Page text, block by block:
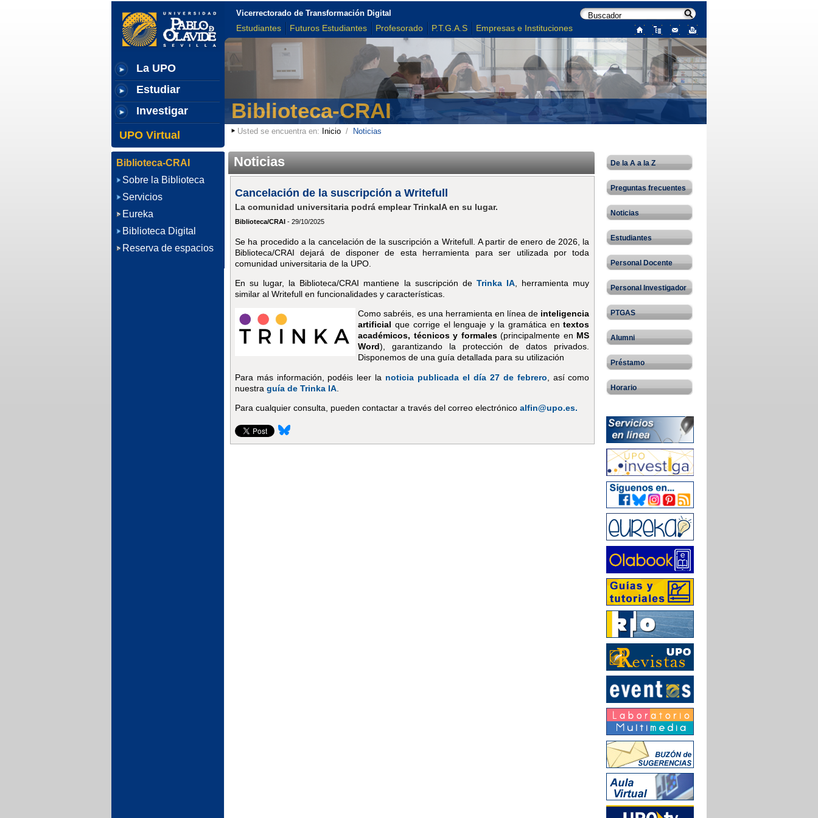
La UPO
Estudiar
Investigar
UPO Virtual
Vicerrectorado de Transformación Digital
Estudiantes Futuros Estudiantes Profesorado P.T.G.A.S Empresas e Instituciones
Biblioteca-CRAI
Usted se encuentra en: Inicio/ Noticias
Noticias
Cancelación de la suscripción a Writefull
La comunidad universitaria podrá emplear TrinkaIA en su lugar.
Biblioteca/CRAI- 29/10/2025
Se ha procedido a la cancelación de la suscripción a Writefull. A partir de enero de 2026, la
Biblioteca/CRAI dejará de disponer de esta herramienta para ser utilizada por toda
comunidad universitaria de la UPO.
En su lugar, la Biblioteca/CRAI mantiene la suscripción de Trinka IA , herramienta muy
similar al Writefull en funcionalidades y características.
Como sabréis, es una herramienta en línea de inteligencia
artificial que corrige el lenguaje y la gramática entextos
académicos, técnicos y formales(principalmente en MS
Word), garantizando la protección de datos privados.
Disponemos de una guía detallada para su utilización
Para más información, podéis leer la noticia publicada el día 27 de febrero , así como
nuestra guía de Trinka IA.
Para cualquier consulta, pueden contactar a través del correo electrónico alfin@upo.es.
Biblioteca-CRAI
Sobre la Biblioteca
Servicios
Eureka
Biblioteca Digital
Reserva de espacios
De la A a la Z
Preguntas frecuentes
Noticias
Estudiantes
Personal Docente
Personal Investigador
PTGAS
Alumni
Préstamo
Horario